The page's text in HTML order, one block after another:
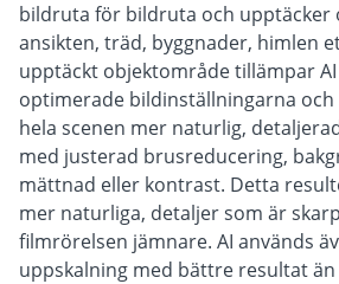
bildruta för bildruta och upptäcker
ansikten, träd, byggnader, himlen
upptäckt objektområde tillämpar
optimerade bildinställningarna
hela scenen mer naturlig,
med justerad brusreducering,
mättnad eller kontrast. Detta
mer naturliga, detaljer som är
filmrörelsen jämnare. AI används
uppskalning med bättre resultat